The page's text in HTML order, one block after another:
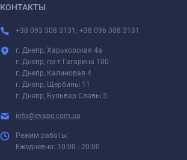
КОНТАКТЫ
+38 093 308 3131; +38 096 308 3131
г. Днепр, Харьковская 4а
г. Днепр, пр-т Гагарина 100
г. Днепр, Калиновая 4
г. Днепр, Щербины 11
г. Днепр, Бульвар Славы 5
info@evape.com.ua
Режим работы:
Ежедневно: 10:00 - 20:00